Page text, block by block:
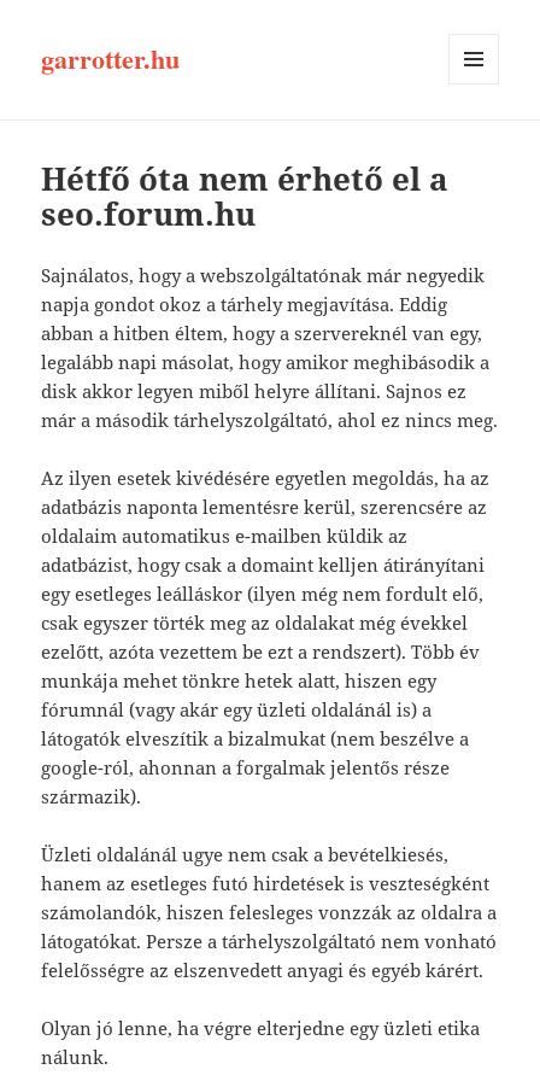
garrotter.hu
Hétfő óta nem érhető el a
seo.forum.hu
Sajnálatos, hogy a webszolgáltatónak már negyedik
napja gondot okoz a tárhely megjavítása. Eddig
abban a hitben éltem, hogy a szervereknél van egy,
legalább napi másolat, hogy amikor meghibásodik a
disk akkor legyen miből helyre állítani. Sajnos ez
már a második tárhelyszolgáltató, ahol ez nincs meg.
Az ilyen esetek kivédésére egyetlen megoldás, ha az
adatbázis naponta lementésre kerül, szerencsére az
oldalaim automatikus e-mailben küldik az
adatbázist, hogy csak a domaint kelljen átirányítani
egy esetleges leálláskor (ilyen még nem fordult elő,
csak egyszer törték meg az oldalakat még évekkel
ezelőtt, azóta vezettem be ezt a rendszert). Több év
munkája mehet tönkre hetek alatt, hiszen egy
fórumnál (vagy akár egy üzleti oldalánál is) a
látogatók elveszítik a bizalmukat (nem beszélve a
google-ról, ahonnan a forgalmak jelentős része
származik).
Üzleti oldalánál ugye nem csak a bevételkiesés,
hanem az esetleges futó hirdetések is veszteségként
számolandók, hiszen felesleges vonzzák az oldalra a
látogatókat. Persze a tárhelyszolgáltató nem vonható
felelősségre az elszenvedett anyagi és egyéb kárért.
Olyan jó lenne, ha végre elterjedne egy üzleti etika
nálunk.